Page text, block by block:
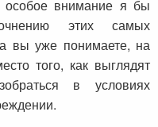
особое внимание я бы
этих самых
вы уже понимаете, на
того, как выглядят
в условиях